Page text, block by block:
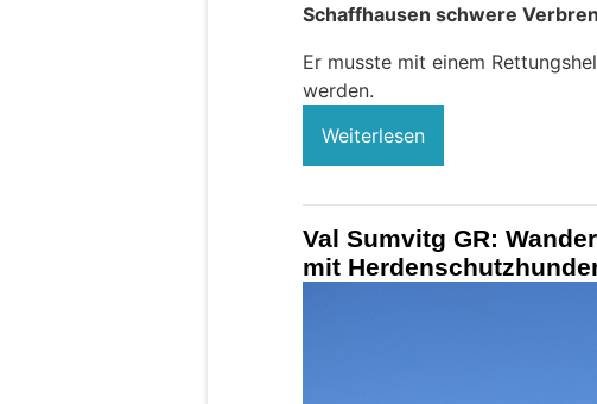
Schaffhausen schwere
Er musste mit einem
werden.
Weiterlesen
Val Sumvitg GR:
mit